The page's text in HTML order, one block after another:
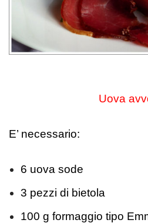
Uova
E’ necessario:
6 uova sode
3 pezzi di bietola
100 g formaggio tipo